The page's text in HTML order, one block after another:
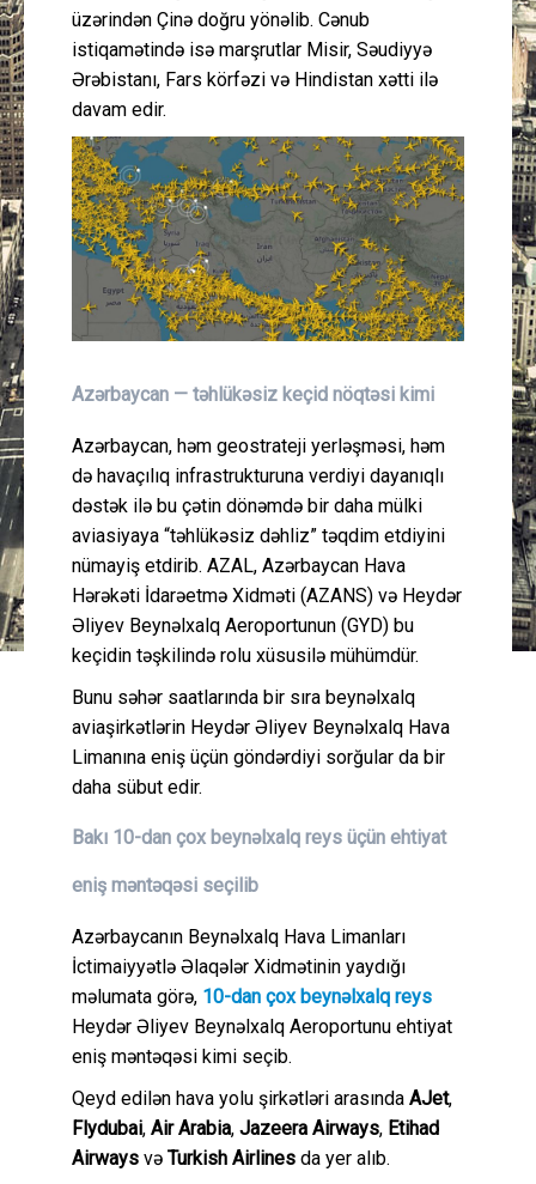
üzərindən Çinə doğru yönəlib. Cənub
istiqamətində isə marşrutlar Misir, Səudiyyə
Ərəbistanı, Fars körfəzi və Hindistan xətti ilə
davam edir.
Azərbaycan — təhlükəsiz keçid nöqtəsi kimi
Azərbaycan, həm geostrateji yerləşməsi, həm
də havaçılıq infrastrukturuna verdiyi dayanıqlı
dəstək ilə bu çətin dönəmdə bir daha mülki
aviasiyaya “təhlükəsiz dəhliz” təqdim etdiyini
nümayiş etdirib. AZAL, Azərbaycan Hava
Hərəkəti İdarəetmə Xidməti (AZANS) və Heydər
Əliyev Beynəlxalq Aeroportunun (GYD) bu
keçidin təşkilində rolu xüsusilə mühümdür.
Bunu səhər saatlarında bir sıra beynəlxalq
aviaşirkətlərin Heydər Əliyev Beynəlxalq Hava
Limanına eniş üçün göndərdiyi sorğular da bir
daha sübut edir.
Bakı 10-dan çox beynəlxalq reys üçün ehtiyat
eniş məntəqəsi seçilib
Azərbaycanın Beynəlxalq Hava Limanları
İctimaiyyətlə Əlaqələr Xidmətinin yaydığı
məlumata görə, 10-dan çox beynəlxalq reys
Heydər Əliyev Beynəlxalq Aeroportunu ehtiyat
eniş məntəqəsi kimi seçib.
Qeyd edilən hava yolu şirkətləri arasında AJet,
Flydubai, Air Arabia, Jazeera Airways, Etihad
Airways və Turkish Airlines da yer alıb.